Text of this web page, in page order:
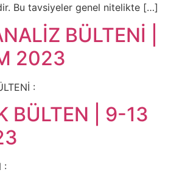
Bu tavsiyeler genel nitelikte […]
BÜLTENİ |
2023
:
BÜLTEN | 9-13
: